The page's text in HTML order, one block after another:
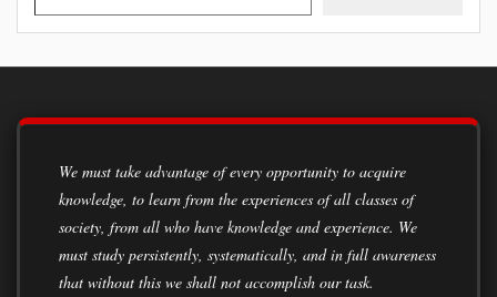
We must take advantage of every opportunity to acquire
knowledge, to learn from the experiences of all classes of
society, from all who have knowledge and experience. We
must study persistently, systematically, and in full awareness
that without this we shall not accomplish our task.